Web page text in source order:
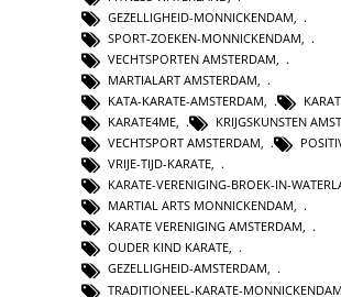
GEZELLIGHEID-MONNICKENDAM
SPORT-ZOEKEN-MONNICKENDAM
VECHTSPORTEN AMSTERDAM
MARTIALART AMSTERDAM
KATA-KARATE-AMSTERDAM
KARATE4ME, KRIJGSKUNSTEN
VECHTSPORT AMSTERDAM,
VRIJE-TIJD-KARATE,
KARATE-VERENIGING-BROEK-IN-
MARTIAL ARTS MONNICKENDAM,
KARATE VERENIGING AMSTERDAM,
OUDER KIND KARATE,
GEZELLIGHEID-AMSTERDAM,
TRADITIONEEL-KARATE-MONNICKENDAM